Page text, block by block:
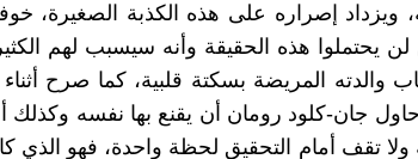
ويزداد إصراره على هذه الكذبة الصغيرة،
لن يحتملوا هذه الحقيقة وأنه سيسبب لهم
والدته المريضة بسكتة قلبية، كما صرح
حاول جان-كلود رومان أن يقنع بها نفسه
ولا تقف أمام التحقيق لحظة واحدة، فهو الذي